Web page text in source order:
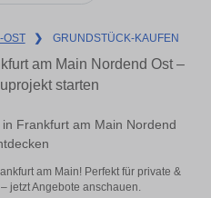
OST ❯ GRUNDSTÜCK-KAUFEN
am Main Nordend Ost –
starten
Frankfurt am Main Nordend
am Main! Perfekt für private &
jetzt Angebote anschauen.